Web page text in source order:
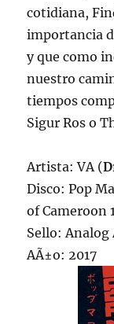
cotidiana,
importancia
y que como
nuestro
tiempos
Sigur Ros o
Artista: VA (
Disco: Pop
of Cameroon
Sello: Analog
AÃ±o: 2017